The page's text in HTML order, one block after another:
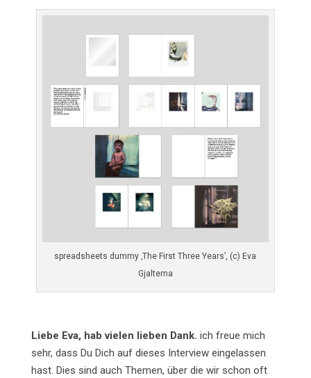
spreadsheets dummy ‚The First Three Years’, (c) Eva
Gjaltema
Liebe Eva, hab vielen lieben Dank. ich freue mich
sehr, dass Du Dich auf dieses Interview eingelassen
hast. Dies sind auch Themen, über die wir schon oft